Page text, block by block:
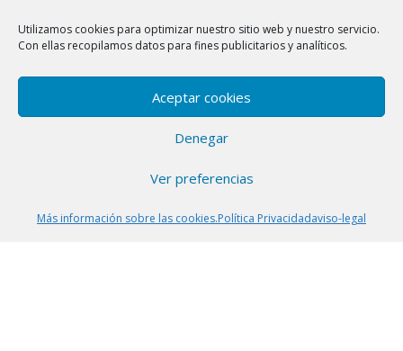
Utilizamos cookies para optimizar nuestro sitio web y nuestro servicio.
Con ellas recopilamos datos para fines publicitarios y analíticos.
Aceptar cookies
Denegar
Ver preferencias
Más información sobre las cookies.Política Privacidadaviso-legal
-38%